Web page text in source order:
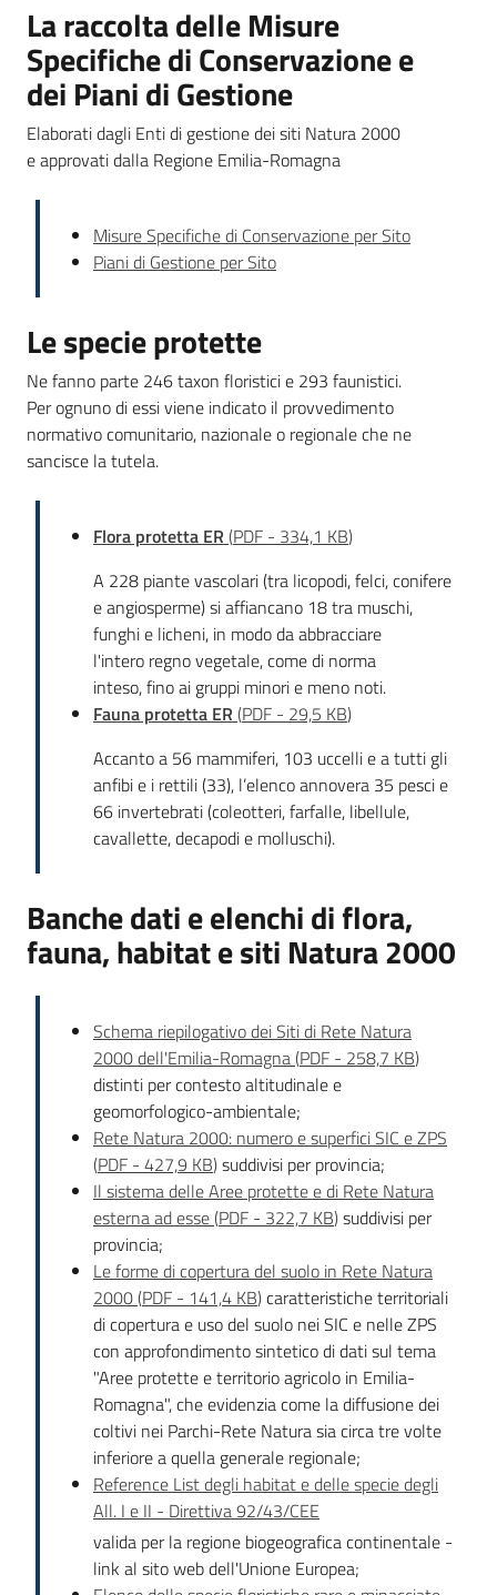
La raccolta delle Misure
Specifiche di Conservazione e
dei Piani di Gestione
Elaborati dagli Enti di gestione dei siti Natura 2000
e approvati dalla Regione Emilia-Romagna
Misure Specifiche di Conservazione per Sito
Piani di Gestione per Sito
Le specie protette
Ne fanno parte 246 taxon floristici e 293 faunistici.
Per ognuno di essi viene indicato il provvedimento
normativo comunitario, nazionale o regionale che ne
sancisce la tutela.
Flora protetta ER (PDF - 334,1 KB)
A 228 piante vascolari (tra licopodi, felci, conifere
e angiosperme) si affiancano 18 tra muschi,
funghi e licheni, in modo da abbracciare
l'intero regno vegetale, come di norma
inteso, fino ai gruppi minori e meno noti.
Fauna protetta ER (PDF - 29,5 KB)
Accanto a 56 mammiferi, 103 uccelli e a tutti gli
anfibi e i rettili (33), l’elenco annovera 35 pesci e
66 invertebrati (coleotteri, farfalle, libellule,
cavallette, decapodi e molluschi).
Banche dati e elenchi di flora,
fauna, habitat e siti Natura 2000
Schema riepilogativo dei Siti di Rete Natura
2000 dell'Emilia-Romagna(PDF - 258,7 KB)
distinti per contesto altitudinale e
geomorfologico-ambientale;
Rete Natura 2000: numero e superfici SIC e ZPS
(PDF - 427,9 KB)suddivisi per provincia;
Il sistema delle Aree protette e di Rete Natura
esterna ad esse(PDF - 322,7 KB)suddivisi per
provincia;
Le forme di copertura del suolo in Rete Natura
2000(PDF - 141,4 KB)caratteristiche territoriali
di copertura e uso del suolo nei SIC e nelle ZPS
con approfondimento sintetico di dati sul tema
"Aree protette e territorio agricolo in Emilia-
Romagna", che evidenzia come la diffusione dei
coltivi nei Parchi-Rete Natura sia circa tre volte
inferiore a quella generale regionale;
Reference List degli habitat e delle specie degli
All. I e II - Direttiva 92/43/CEE
valida per la regione biogeografica continentale -
link al sito web dell'Unione Europea;